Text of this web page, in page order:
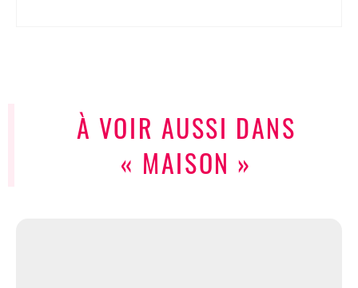
À VOIR AUSSI DANS
« MAISON »